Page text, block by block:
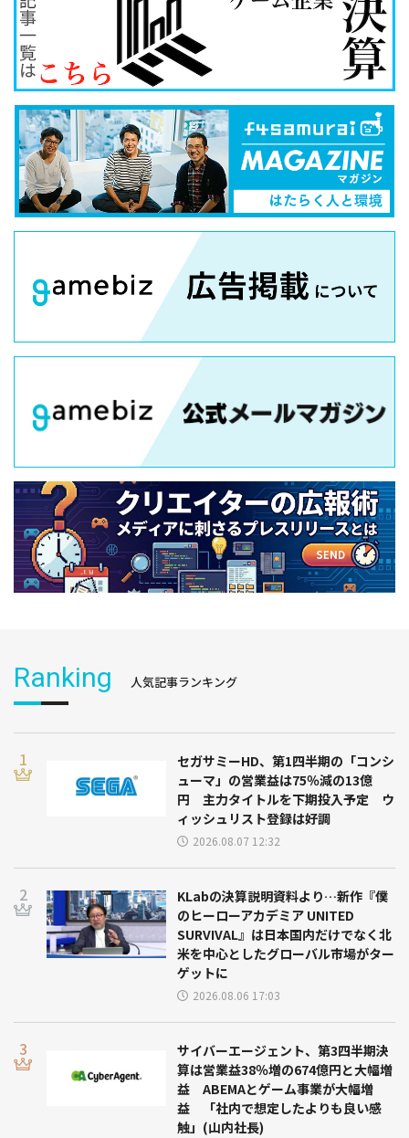
Ranking 人気記事ランキング
セガサミーHD、第1四半期の「コンシ
ューマ」の営業益は75％減の13億
円 主力タイトルを下期投入予定 ウ
ィッシュリスト登録は好調
2026.08.07 12:32
KLabの決算説明資料より…新作『僕
のヒーローアカデミア UNITED
SURVIVAL』は日本国内だけでなく北
米を中心としたグローバル市場がター
ゲットに
2026.08.06 17:03
サイバーエージェント、第3四半期決
算は営業益38％増の674億円と大幅増
益 ABEMAとゲーム事業が大幅増
益 「社内で想定したよりも良い感
触」(山内社長)